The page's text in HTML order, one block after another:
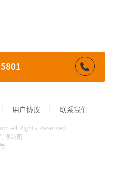
用户协议 联系我们
All Rights Reserved
限公司